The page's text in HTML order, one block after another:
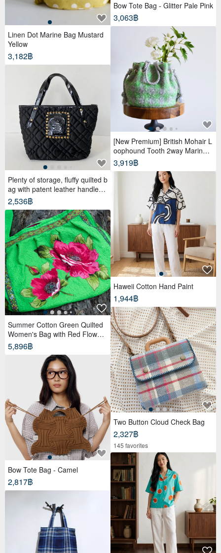
Linen Dot Marine Bag Mustard
Yellow
3,182฿
Plenty of storage, fluffy quilted b
ag with patent leather handles,
black
2,536฿
Summer Cotton Green Quilted
Women's Bag with Red Flowers
Boho Style Long Belt
5,896฿
Bow Tote Bag - Camel
2,817฿
Bow Tote Bag - Glitter Pale Pink
3,063฿
[New Premium] British Mohair L
oophound Tooth 2way Marine B
ag
3,919฿
Haweii Cotton Hand Paint
1,944฿
Two Button Cloud Check Bag
2,327฿
145 favorites